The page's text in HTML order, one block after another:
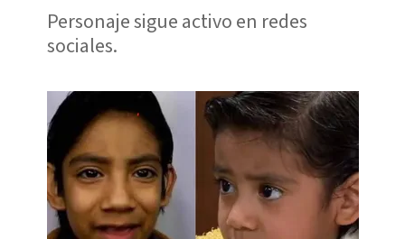
Personaje sigue activo en redes
sociales.